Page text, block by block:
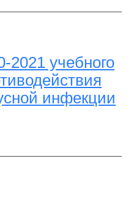
2021 учебного
инфекции